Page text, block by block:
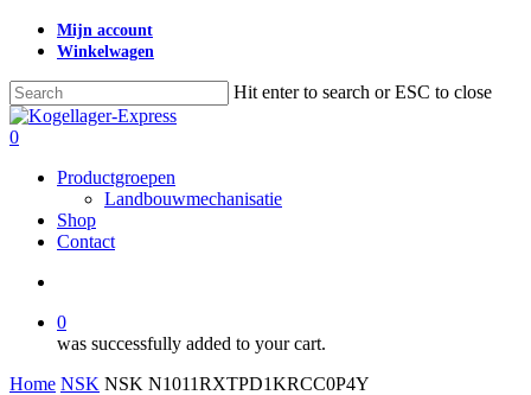
Skip
content
Mijn account
Winkelwagen
Hit enter to search or ESC to close
Close
Search
search
0
Productgroepen
Landbouwmechanisatie
Shop
Contact
0
was successfully added to your cart.
Home NSK NSK N1011RXTPD1KRCC0P4Y